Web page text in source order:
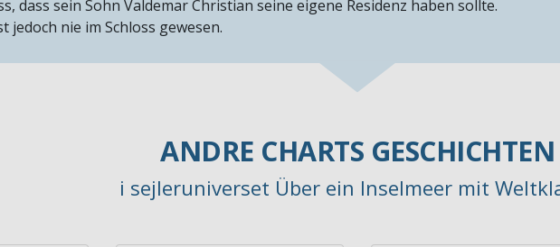
dass sein Sohn Valdemar Christian seine eigene Residenz haben sollte.
jedoch nie im Schloss gewesen.
ANDRE CHARTS GESCHICHTEN
i sejleruniverset Über ein Inselmeer mit